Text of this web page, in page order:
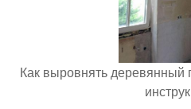
Как выровнять